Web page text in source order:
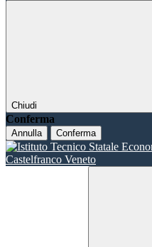
Chiudi
Conferma
Annulla Conferma